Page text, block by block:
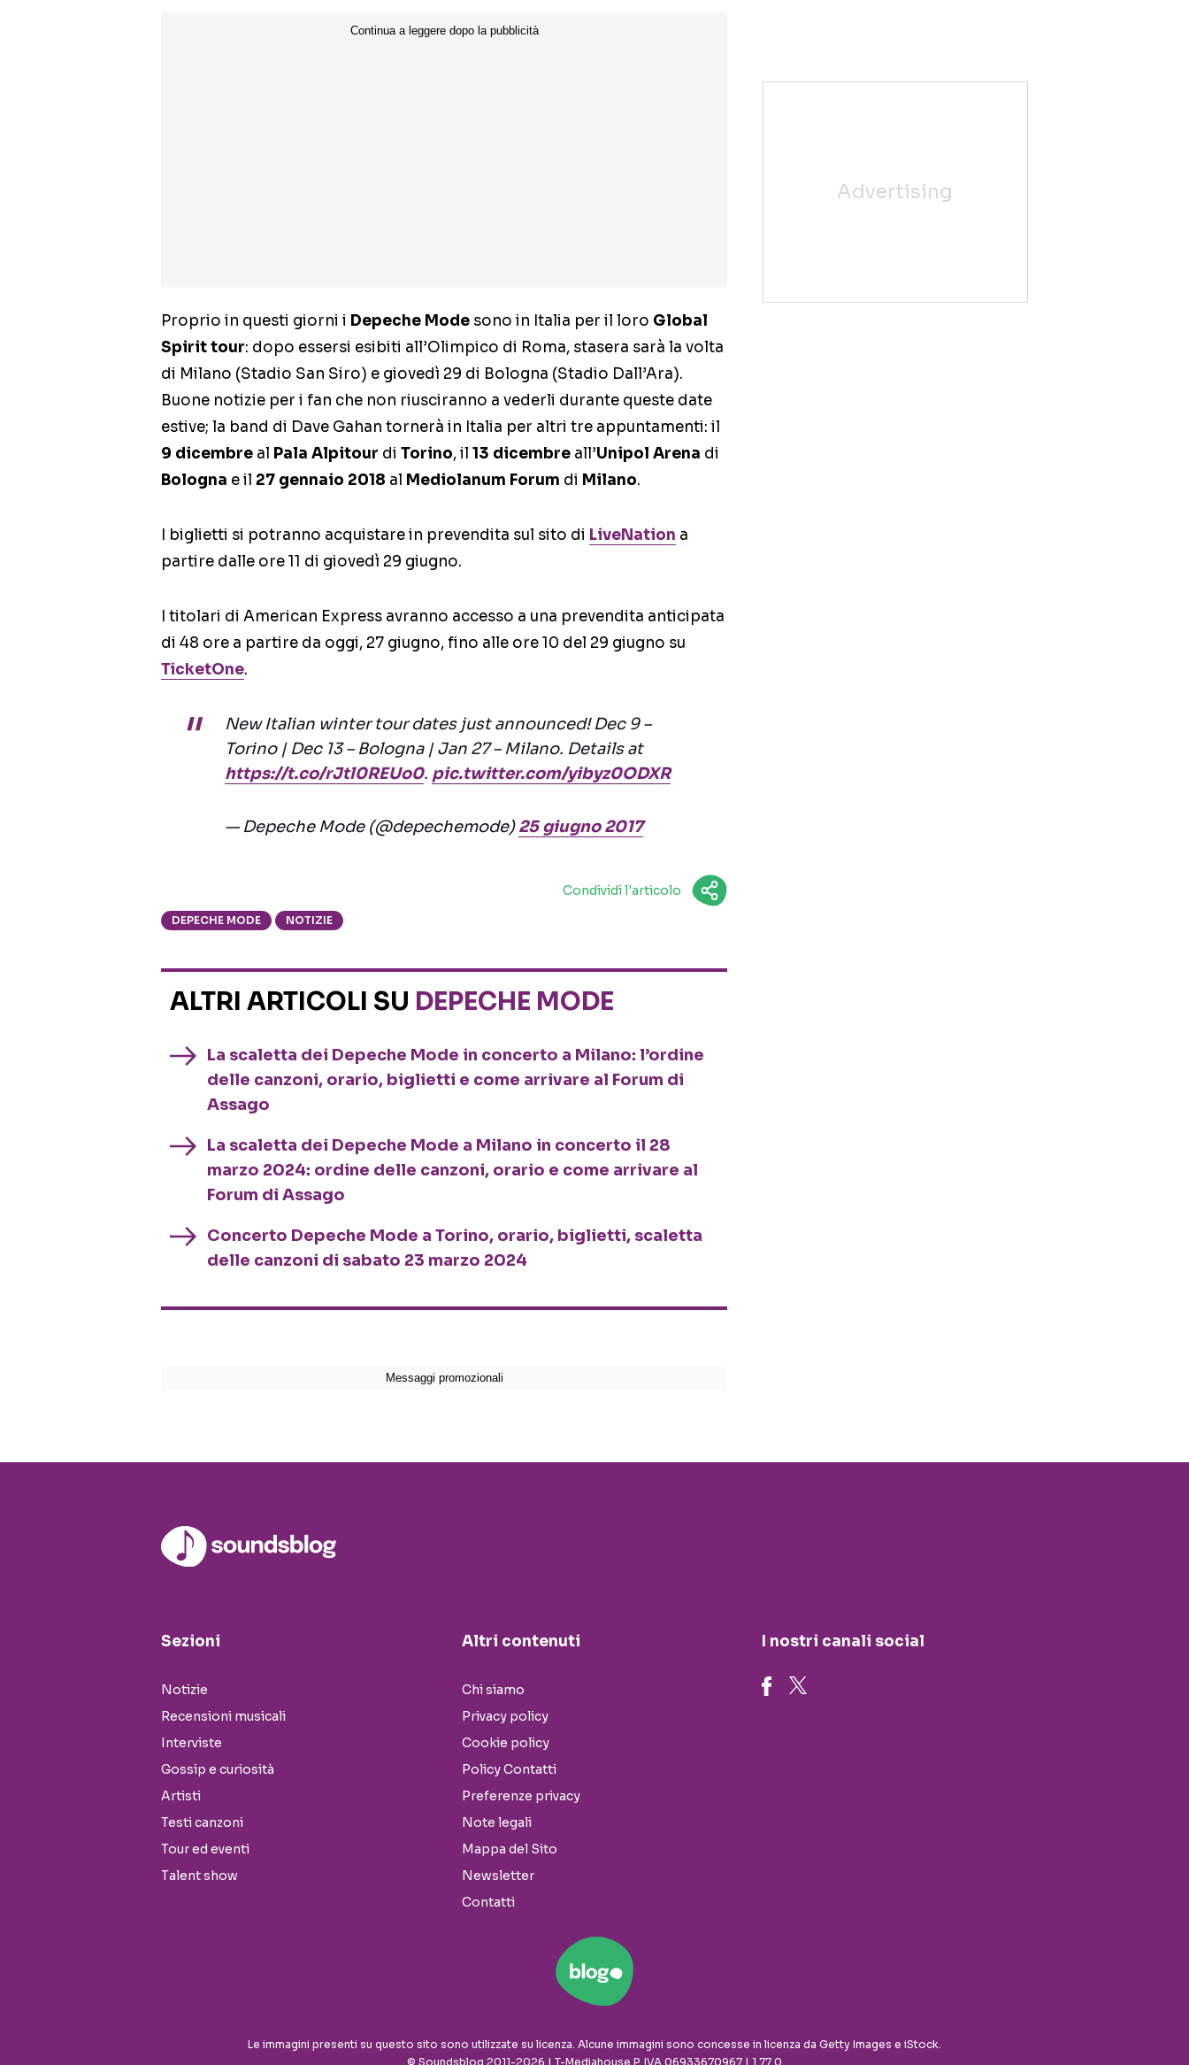
Proprio in questi giorni i Depeche Mode sono in Italia per il loro Global
Spirit tour: dopo essersi esibiti all’Olimpico di Roma, stasera sarà la volta
di Milano (Stadio San Siro) e giovedì 29 di Bologna (Stadio Dall’Ara).
Buone notizie per i fan che non riusciranno a vederli durante queste date
estive; la band di Dave Gahan tornerà in Italia per altri tre appuntamenti: il
9 dicembre al Pala Alpitour di Torino, il 13 dicembre all’Unipol Arena di
Bologna e il 27 gennaio 2018 al Mediolanum Forum di Milano.
I biglietti si potranno acquistare in prevendita sul sito di LiveNation a
partire dalle ore 11 di giovedì 29 giugno.
I titolari di American Express avranno accesso a una prevendita anticipata
di 48 ore a partire da oggi, 27 giugno, fino alle ore 10 del 29 giugno su
TicketOne.
New Italian winter tour dates just announced! Dec 9 –
Torino | Dec 13 – Bologna | Jan 27 – Milano. Details at
https://t.co/rJtl0REUo0. pic.twitter.com/yibyz0ODXR
— Depeche Mode (@depechemode)25 giugno 2017
Condividi l'articolo
DEPECHE MODE NOTIZIE
ALTRI ARTICOLI SU DEPECHE MODE
La scaletta dei Depeche Mode in concerto a Milano: l’ordine
delle canzoni, orario, biglietti e come arrivare al Forum di
Assago
La scaletta dei Depeche Mode a Milano in concerto il 28
marzo 2024: ordine delle canzoni, orario e come arrivare al
Forum di Assago
Concerto Depeche Mode a Torino, orario, biglietti, scaletta
delle canzoni di sabato 23 marzo 2024
Sezioni
Notizie
Recensioni musicali
Interviste
Gossip e curiosità
Artisti
Testi canzoni
Tour ed eventi
Talent show
Altri contenuti
Chi siamo
Privacy policy
Cookie policy
Policy Contatti
Preferenze privacy
Note legali
Mappa del Sito
Newsletter
Contatti
I nostri canali social
Le immagini presenti su questo sito sono utilizzate su licenza. Alcune immagini sono concesse in licenza da Getty Images e iStock.
© Soundsblog 2011-2026 | T-Mediahouse P. IVA 06933670967 | 1.77.0